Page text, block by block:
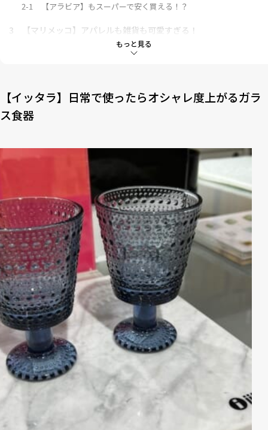
もっと見る
2-1 【アラビア】もスーパーで安く買える！？
3 【マリメッコ】アパレルも雑貨も可愛すぎる！
【マリメッコ】ここでお得に買える！
【イッタラ】日常で使ったらオシャレ度上がるガラ
ス食器